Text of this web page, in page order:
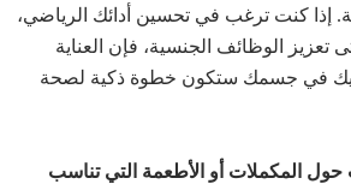
إذا كنت ترغب في تحسين أدائك الرياضي،
الوظائف الجنسية، فإن العناية
في جسمك ستكون خطوة ذكية لصحة
المكملات أو الأطعمة التي تناسب